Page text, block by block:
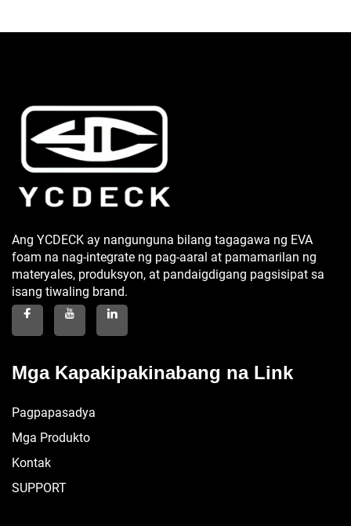
Ang YCDECK ay nangunguna bilang tagagawa ng EVA
foam na nag-integrate ng pag-aaral at pamamarilan ng
materyales, produksyon, at pandaigdigang pagsisipat sa
isang tiwaling brand.
Mga Kapakipakinabang na Link
Pagpapasadya
Mga Produkto
Kontak
SUPPORT